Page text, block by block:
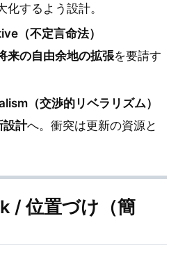
化するよう設計。
（不定言命法）
来の自由余地の拡張を要請す
（交渉的リベラリズム）
設計へ。衝突は更新の資源と
/ 位置づけ（簡